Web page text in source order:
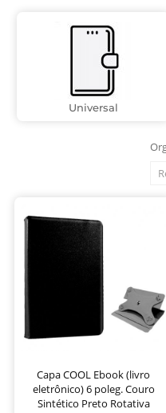
Universal
Capa COOL Ebook (livro
eletrônico) 6 poleg. Couro
Sintético Preto Rotativa